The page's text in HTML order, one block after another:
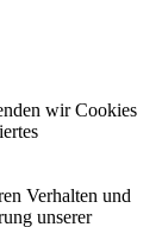
wir Cookies
Verhalten und
unserer